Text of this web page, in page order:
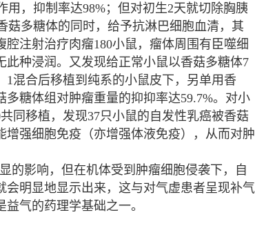
，抑制率达98%；但对初生2天就切除胸胰
菇多糖体的同时，给予抗淋巴细胞血清，其
注射治疗肉瘤180小鼠，瘤体周围有臣噬细
种浸润。又发现给正常小鼠以香菇多糖体7
1混合后移植到纯系的小鼠皮下，另单用香
糖体组对肿瘤重量的抑抑率达59.7%。对小
同移植，发现37只小鼠的自发性乳癌被香菇
强细胞免疫（亦增强体液免疫），从而对肿
影响，但在机体受到肿瘤细胞侵袭下，自
明显地显示出来，这与对气虚患者呈现补气
气的药理学基础之一。